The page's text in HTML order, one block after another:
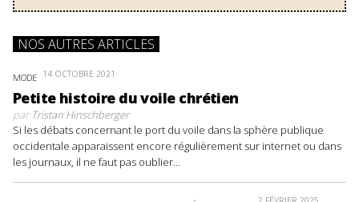
NOS AUTRES ARTICLES
MODE 14 OCTOBRE 2021
Petite histoire du voile chrétien
parTristan Hinschberger
Si les débats concernant le port du voile dans la sphère publique
occidentale apparaissent encore régulièrement sur internet ou dans
les journaux, il ne faut pas oublier...